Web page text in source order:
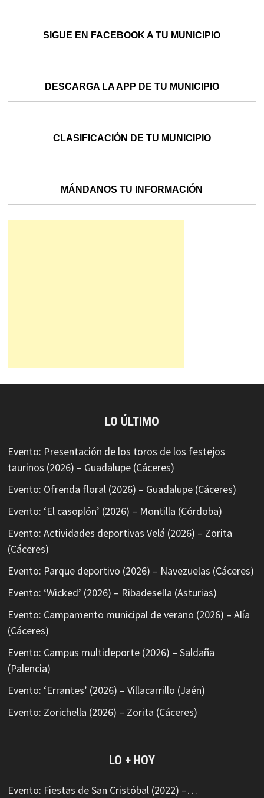
SIGUE EN FACEBOOK A TU MUNICIPIO
DESCARGA LA APP DE TU MUNICIPIO
CLASIFICACIÓN DE TU MUNICIPIO
MÁNDANOS TU INFORMACIÓN
LO ÚLTIMO
Evento: Presentación de los toros de los festejos
taurinos (2026) – Guadalupe (Cáceres)
Evento: Ofrenda floral (2026) – Guadalupe (Cáceres)
Evento: ‘El casoplón’ (2026) – Montilla (Córdoba)
Evento: Actividades deportivas Velá (2026) – Zorita
(Cáceres)
Evento: Parque deportivo (2026) – Navezuelas (Cáceres)
Evento: ‘Wicked’ (2026) – Ribadesella (Asturias)
Evento: Campamento municipal de verano (2026) – Alía
(Cáceres)
Evento: Campus multideporte (2026) – Saldaña
(Palencia)
Evento: ‘Errantes’ (2026) – Villacarrillo (Jaén)
Evento: Zorichella (2026) – Zorita (Cáceres)
LO + HOY
Evento: Fiestas de San Cristóbal (2022) –…